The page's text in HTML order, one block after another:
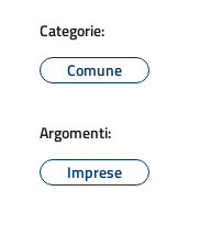
Categorie:
Comune
Argomenti:
Imprese